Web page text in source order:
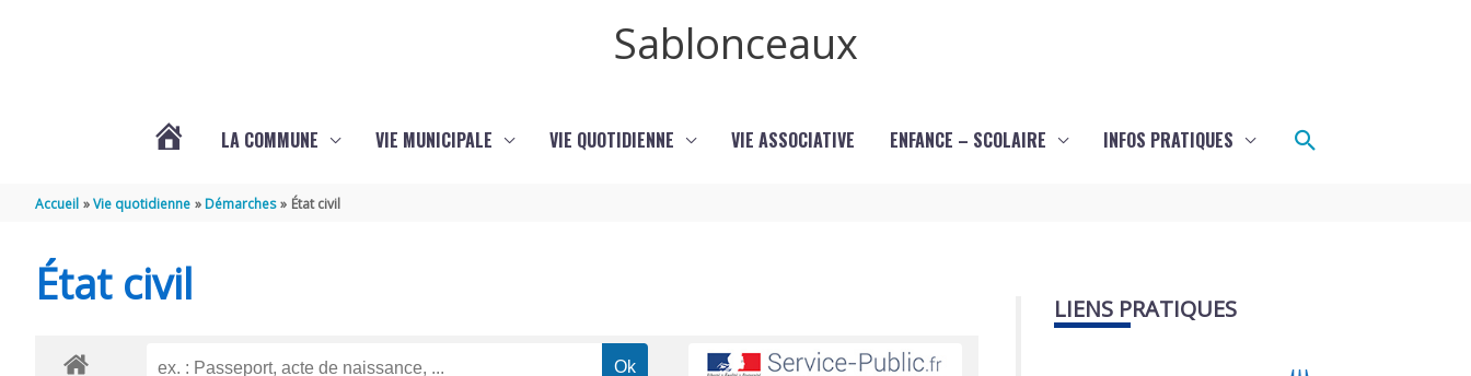
Sablonceaux
LA COMMUNE VIE MUNICIPALE VIE QUOTIDIENNE VIE ASSOCIATIVE ENFANCE – SCOLAIRE INFOS PRATIQUES Rechercher
Accueil Vie quotidienne Démarches État civil
État civil LIENS PRATIQUES